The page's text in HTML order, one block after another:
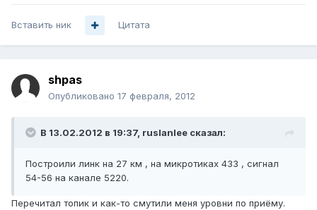
Вставить ник Цитата
shpas
Опубликовано 17 февраля, 2012
В 13.02.2012 в 19:37, ruslanlee сказал:
Построили линк на 27 км , на микротиках 433 , сигнал
54-56 на канале 5220.
Перечитал топик и как-то смутили меня уровни по приёму.